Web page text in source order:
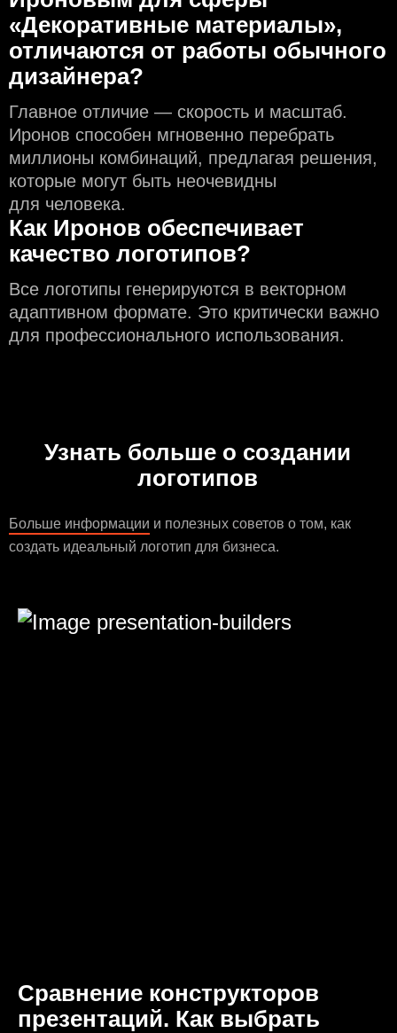
«Декоративные материалы»,
отличаются от работы обычного
дизайнера?
Главное отличие — скорость и масштаб.
Иронов способен мгновенно перебрать
миллионы комбинаций, предлагая решения,
которые могут быть неочевидны
для человека.
Как Иронов обеспечивает
качество логотипов?
Все логотипы генерируются в векторном
адаптивном формате. Это критически важно
для профессионального использования.
Узнать больше о создании
логотипов
Больше информации и полезных советов о том, как
создать идеальный логотип для бизнеса.
Сравнение конструкторов
презентаций. Как выбрать